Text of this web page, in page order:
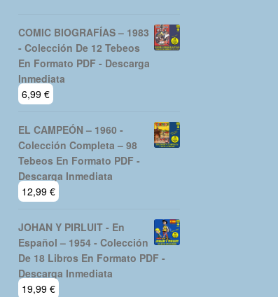
COMIC BIOGRAFÍAS – 1983
- Colección De 12 Tebeos
En Formato PDF - Descarga
Inmediata
6,99 €
EL CAMPEÓN – 1960 -
Colección Completa – 98
Tebeos En Formato PDF -
Descarga Inmediata
12,99 €
JOHAN Y PIRLUIT - En
Español – 1954 - Colección
De 18 Libros En Formato PDF -
Descarga Inmediata
19,99 €